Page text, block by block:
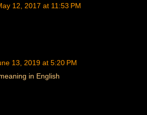
12, 2017 at 11:53 PM
13, 2019 at 5:20 PM
in English